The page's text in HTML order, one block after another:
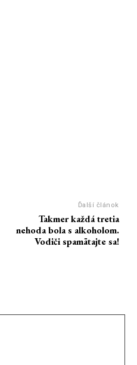
Ďalší článok
Takmer každá tretia
nehoda bola s alkoholom.
Vodiči spamätajte sa!